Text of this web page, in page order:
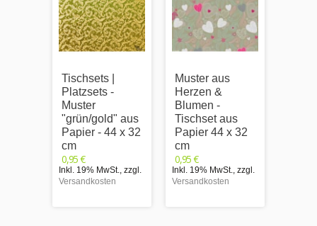
Tischsets |
Platzsets -
Muster
"grün/gold" aus
Papier - 44 x 32
cm
0,95 €
Inkl. 19% MwSt., zzgl.
Versandkosten
Muster aus
Herzen &
Blumen -
Tischset aus
Papier 44 x 32
cm
0,95 €
Inkl. 19% MwSt., zzgl.
Versandkosten